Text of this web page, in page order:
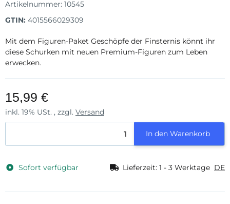
Artikelnummer: 10545
GTIN: 4015566029309
Mit dem Figuren-Paket Geschöpfe der Finsternis könnt ihr
diese Schurken mit neuen Premium-Figuren zum Leben
erwecken.
15,99 €
inkl. 19% USt. , zzgl. Versand
In den Warenkorb
Sofort verfügbar Lieferzeit: 1 - 3 Werktage DE